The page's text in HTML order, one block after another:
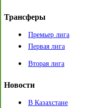
Трансферы
Премьер лига
Первая лига
Вторая лига
Новости
В Казахстане